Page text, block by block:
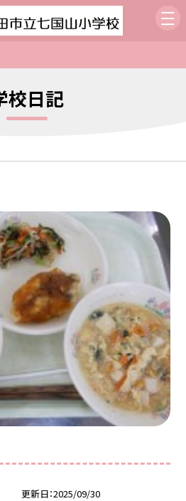
校日記
更新日 2025/09/30